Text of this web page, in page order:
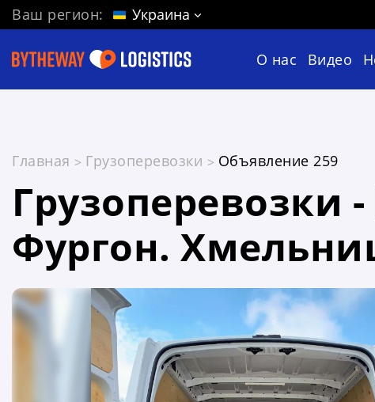
Ваш регион: Украина
О нас Видео
Главная Грузоперевозки Объявление 259
Грузоперевозки
Фургон.